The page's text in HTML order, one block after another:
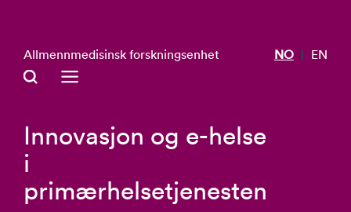
Allmennmedisinsk forskningsenhet NO | EN
Innovasjon og e-helse
i
primærhelsetjenesten